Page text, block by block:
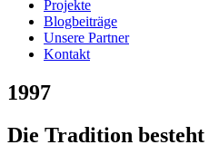
Projekte
Blogbeiträge
Unsere Partner
Kontakt
1997
Die Tradition